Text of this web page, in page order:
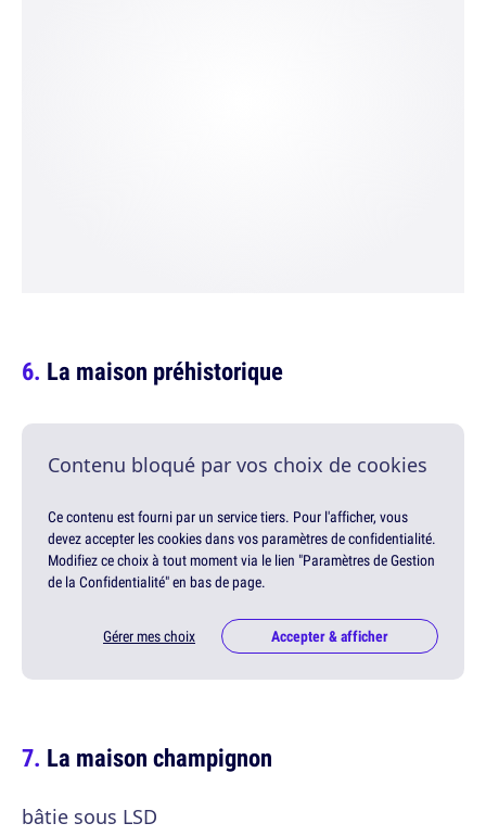
La maison préhistorique
Contenu bloqué par vos choix de cookies
Ce contenu est fourni par un service tiers. Pour l'afficher, vous
devez accepter les cookies dans vos paramètres de confidentialité.
Modifiez ce choix à tout moment via le lien "Paramètres de Gestion
de la Confidentialité" en bas de page.
Gérer mes choix Accepter & afficher
La maison champignon
bâtie sous LSD